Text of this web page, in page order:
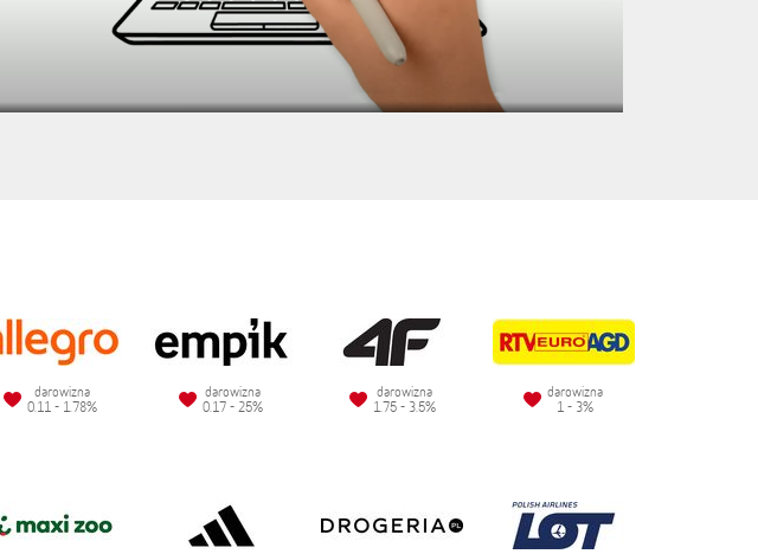
darowizna
0.11 - 1.78%
darowizna
0.17 - 25%
darowizna
1.75 - 3.5%
darowizna
1 - 3%